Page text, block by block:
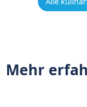
Mehr